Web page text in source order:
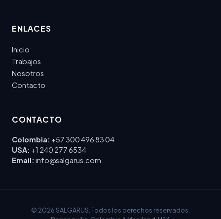
ENLACES
Inicio
Trabajos
Nosotros
Contacto
CONTACTO
Colombia: +57 300 496 83 04
USA: +1 240 277 6534
Email: info@salgarus.com
© 2026 SALGARUS. Todos los derechos reservados.